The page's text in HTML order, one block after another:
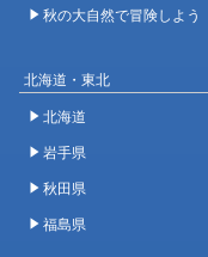
秋の大自然で冒険しよう
北海道・東北
北海道
岩手県
秋田県
福島県